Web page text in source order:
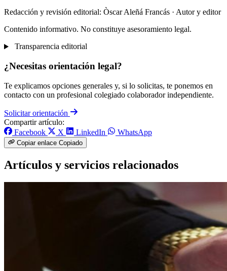
Redacción y revisión editorial: Òscar Aleñá Francás · Autor y editor
Contenido informativo. No constituye asesoramiento legal.
Transparencia editorial
¿Necesitas orientación legal?
Te explicamos opciones generales y, si lo solicitas, te ponemos en
contacto con un profesional colegiado colaborador independiente.
Solicitar orientación
Compartir artículo:
Facebook
X LinkedIn WhatsApp
Copiar enlace Copiado
Artículos y servicios relacionados